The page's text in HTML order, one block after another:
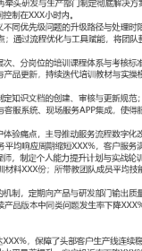
销售的科技公司，团
案，产品服务于超过
复杂设备故障，通过
的根本原因；制定分
案；编写典型故障处
控制在XXX小时内。
响应SOP，定义不同优